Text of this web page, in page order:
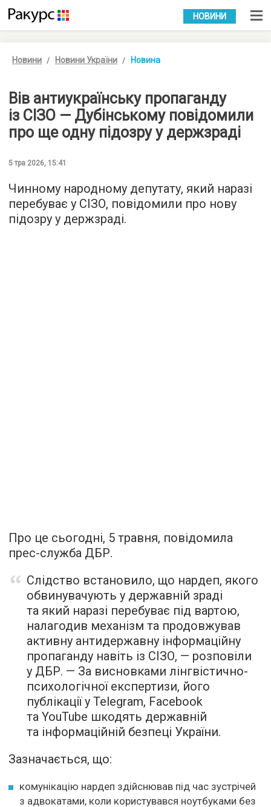
УКР РУС
НОВИНИ
Новини Новини України Новина
Вів антиукраїнську пропаганду
із СІЗО — Дубінському повідомили
про ще одну підозру у держзраді
5 тра 2026, 15:41
Чинному народному депутату, який наразі
перебуває у СІЗО, повідомили про нову
підозру у держзраді.
Про це сьогодні, 5 травня, повідомила
прес-служба ДБР.
Слідство встановило, що нардеп, якого
обвинувачують у державній зраді
та який наразі перебуває під вартою,
налагодив механізм та продовжував
активну антидержавну інформаційну
пропаганду навіть із СІЗО, — розповіли
у ДБР. — За висновками лінгвістично-
психологічної експертизи, його
публікації у Telegram, Facebook
та YouTube шкодять державній
та інформаційній безпеці України.
Зазначається, що:
комунікацію нардеп здійснював під час зустрічей
з адвокатами, коли користувався ноутбуками без